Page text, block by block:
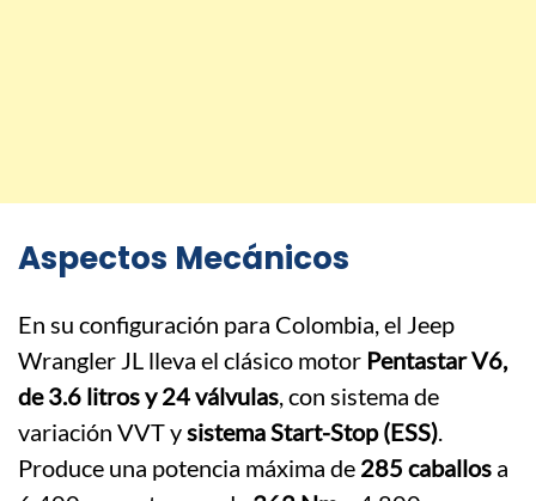
Aspectos Mecánicos
En su configuración para Colombia, el Jeep
Wrangler JL lleva el clásico motor Pentastar V6,
de 3.6 litros y 24 válvulas, con sistema de
variación VVT ysistema Start-Stop (ESS).
Produce una potencia máxima de 285 caballos a